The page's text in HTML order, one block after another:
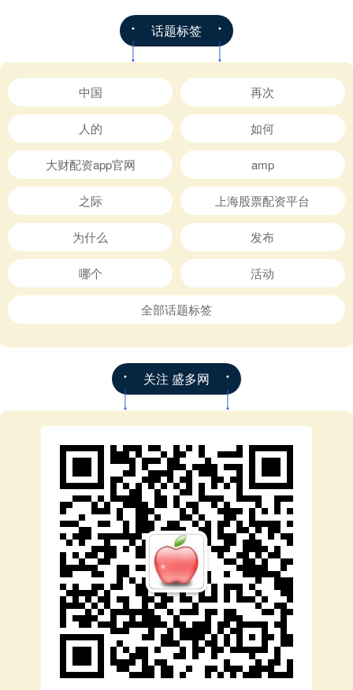
话题标签
中国 再次
人的 如何
大财配资app官网 amp
之际 上海股票配资平台
为什么 发布
哪个 活动
全部话题标签
关注 盛多网